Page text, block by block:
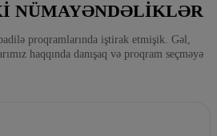
NÜMAYƏNDƏLIKLƏR
proqramlarında iştirak etmişik. Gəl,
haqqında danışaq və proqram seçməyə